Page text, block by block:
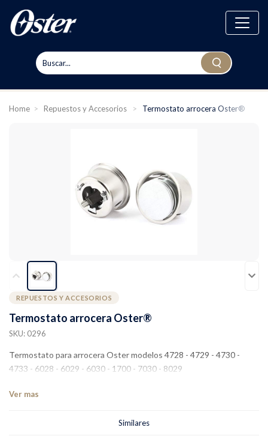
Home > Repuestos y Accesorios > Termostato arrocera Oster®
REPUESTOS Y ACCESORIOS
Termostato arrocera Oster®
SKU: 0296
Termostato para arrocera Oster modelos 4728 - 4729 - 4730 -
4733 - 6028 - 6029 - 6030 - 1700 - 7030 - 8029
Ver mas
Similares